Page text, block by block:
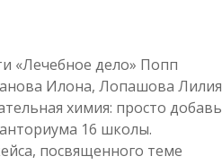
«Лечебное дело» Попп
Илона, Лопашова Лилия
химия: просто добавь
16 школы.
посвященного теме